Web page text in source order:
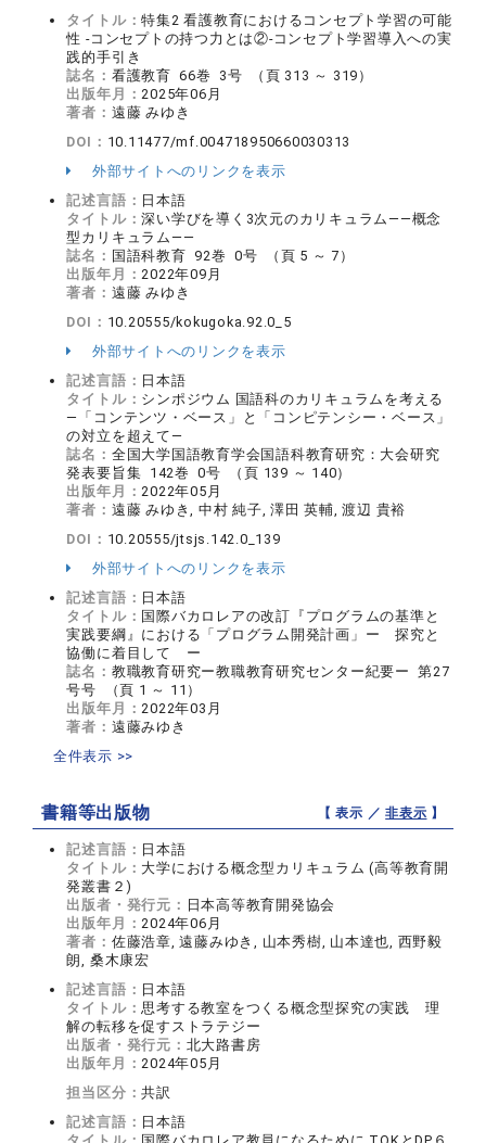
タイトル：特集2 看護教育におけるコンセプト学習の可能
性 -コンセプトの持つ力とは②-コンセプト学習導入への実
践的手引き
誌名： 看護教育 66巻 3号 （頁 313 ～ 319）
出版年月：2025年06月
著者： 遠藤 みゆき
DOI： 10.11477/mf.004718950660030313
外部サイトへのリンクを表示
記述言語： 日本語
タイトル：深い学びを導く3次元のカリキュラム――概念
型カリキュラム――
誌名： 国語科教育 92巻 0号 （頁 5 ～ 7）
出版年月：2022年09月
著者： 遠藤 みゆき
DOI： 10.20555/kokugoka.92.0_5
外部サイトへのリンクを表示
記述言語： 日本語
タイトル： シンポジウム 国語科のカリキュラムを考える
―「コンテンツ・ベース」と「コンピテンシー・ベース」
の対立を超えて―
誌名： 全国大学国語教育学会国語科教育研究：大会研究
発表要旨集 142巻 0号 （頁 139 ～ 140）
出版年月：2022年05月
著者： 遠藤 みゆき, 中村 純子, 澤田 英輔, 渡辺 貴裕
DOI： 10.20555/jtsjs.142.0_139
外部サイトへのリンクを表示
記述言語： 日本語
タイトル： 国際バカロレアの改訂『プログラムの基準と
実践要綱』における「プログラム開発計画」ー 探究と
協働に着目して ー
誌名： 教職教育研究ー教職教育研究センター紀要ー 第27
号号 （頁 1 ～ 11）
出版年月：2022年03月
著者： 遠藤みゆき
全件表示 >>
書籍等出版物 【 表示 ／非表示 】
記述言語： 日本語
タイトル： 大学における概念型カリキュラム (高等教育開
発叢書２)
出版者・発行元： 日本高等教育開発協会
出版年月：2024年06月
著者： 佐藤浩章, 遠藤みゆき, 山本秀樹, 山本達也, 西野毅
朗, 桑木康宏
記述言語： 日本語
タイトル：思考する教室をつくる概念型探究の実践 理
解の転移を促すストラテジー
出版者・発行元： 北大路書房
出版年月：2024年05月
担当区分：共訳
記述言語： 日本語